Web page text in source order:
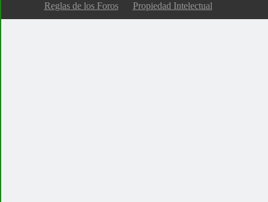
Reglas de los Foros
Propiedad Intelectual